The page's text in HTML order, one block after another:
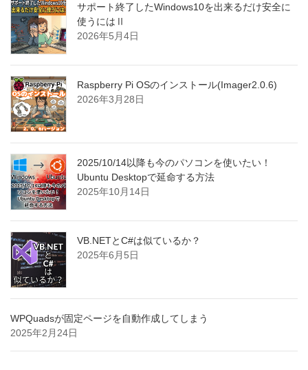
サポート終了したWindows10を出来るだけ安全に
使うにはⅡ
2026年5月4日
Raspberry Pi OSのインストール(Imager2.0.6)
2026年3月28日
2025/10/14以降も今のパソコンを使いたい！
Ubuntu Desktopで延命する方法
2025年10月14日
VB.NETとC#は似ているか？
2025年6月5日
WPQuadsが固定ページを自動作成してしまう
2025年2月24日